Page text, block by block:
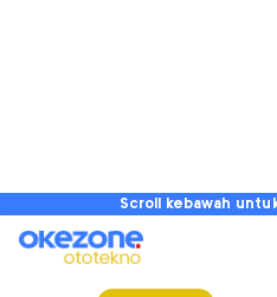
Scroll kebawah